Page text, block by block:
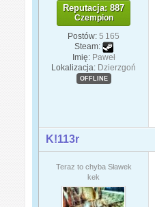
Reputacja: 887
Czempion
Postów: 5 165
Steam:
Imię: Paweł
Lokalizacja: Dzierzgoń
OFFLINE
K!113r
Teraz to chyba Sławek
kek